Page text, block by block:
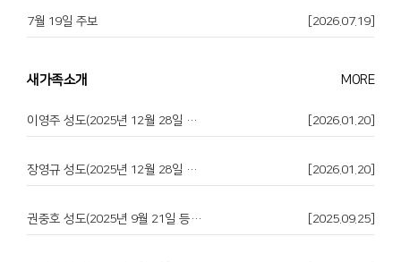
7월 19일 주보 [2026.07.19]
새가족소개 MORE
이영주 성도(2025년 12월 28일 등록)-스스로 [2026.01.20]
장영규 성도(2025년 12월 28일 등록)-하귀자 권사 인도 [2026.01.20]
권중호 성도(2025년 9월 21일 등록 - 스스로) [2025.09.25]